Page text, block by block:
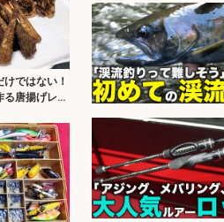
けではない！
唐揚げレシ